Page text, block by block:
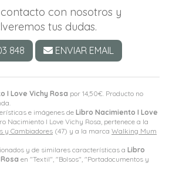
I Love Vichy Rosa por 14,50€. Producto no
e imágenes de Libro Nacimiento I Love
Nacimiento I Love Vichy Rosa, pertenece a la
y Cambiadores (47) y a la marca Walking Mum
y de similares características a Libro
en "Textil", "Bolsos", "Portadocumentos y
con nosotros y
tus dudas.
848 ENVIAR EMAIL